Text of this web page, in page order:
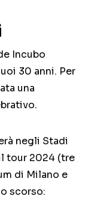
Incubo
30 anni. Per
una
negli Stadi
tour 2024 (tre
di Milano e
scorso: